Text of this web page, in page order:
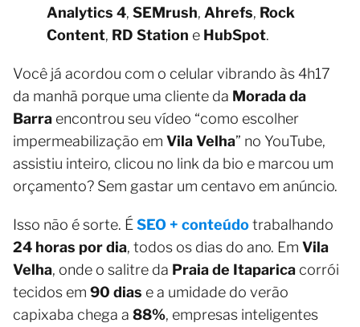
Analytics 4, SEMrush, Ahrefs, Rock
Content, RD Station e HubSpot.
Você já acordou com o celular vibrando às 4h17
da manhã porque uma cliente da Morada da
Barra encontrou seu vídeo “como escolher
impermeabilização em Vila Velha” no YouTube,
assistiu inteiro, clicou no link da bio e marcou um
orçamento? Sem gastar um centavo em anúncio.
Isso não é sorte. É SEO + conteúdotrabalhando
24 horas por dia, todos os dias do ano. Em Vila
Velha, onde o salitre da Praia de Itaparica corrói
tecidos em 90 dias e a umidade do verão
capixaba chega a 88%, empresas inteligentes